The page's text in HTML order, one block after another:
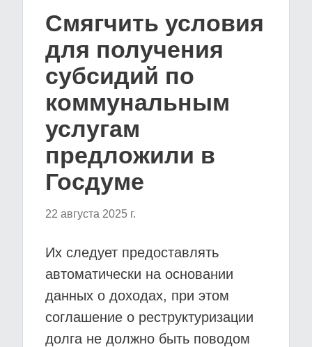
Cмягчить условия
для получения
субсидий по
коммунальным
услугам
предложили в
Госдуме
22 августа 2025 г.
Их следует предоставлять
автоматически на основании
данных о доходах, при этом
соглашение о реструктуризации
долга не должно быть поводом